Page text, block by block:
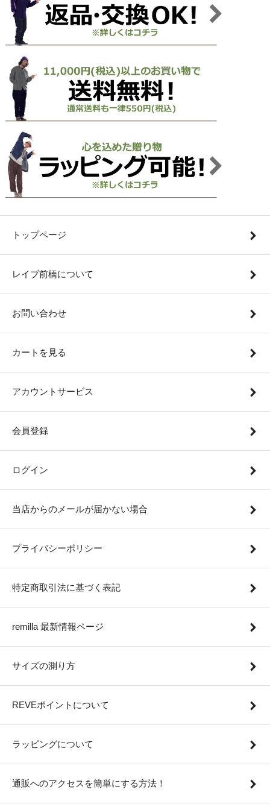
トップページ
レイブ前橋について
お問い合わせ
カートを見る
アカウントサービス
会員登録
ログイン
当店からのメールが届かない場合
プライバシーポリシー
特定商取引法に基づく表記
remilla 最新情報ページ
サイズの測り方
REVEポイントについて
ラッピングについて
通販へのアクセスを簡単にする方法！